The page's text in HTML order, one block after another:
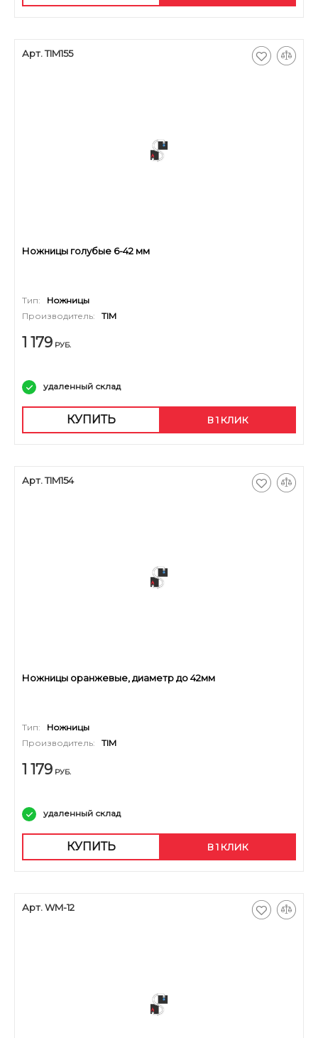
Арт. TIM155
Ножницы голубые 6-42 мм
Тип:
Ножницы
Производитель:
TIM
1 179 РУБ.
удаленный склад
КУПИТЬ В 1 КЛИК
Арт. TIM154
Ножницы оранжевые, диаметр до 42мм
Тип:
Ножницы
Производитель:
TIM
1 179 РУБ.
удаленный склад
КУПИТЬ В 1 КЛИК
Арт. WM-12